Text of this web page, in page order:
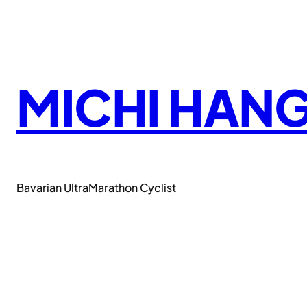
MICHI
Bavarian UltraMarathon Cyclist